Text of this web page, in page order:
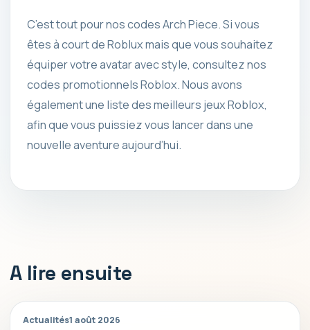
C’est tout pour nos codes Arch Piece. Si vous
êtes à court de Roblux mais que vous souhaitez
équiper votre avatar avec style, consultez nos
codes promotionnels Roblox. Nous avons
également une liste des meilleurs jeux Roblox,
afin que vous puissiez vous lancer dans une
nouvelle aventure aujourd’hui.
A lire ensuite
Actualités1 août 2026